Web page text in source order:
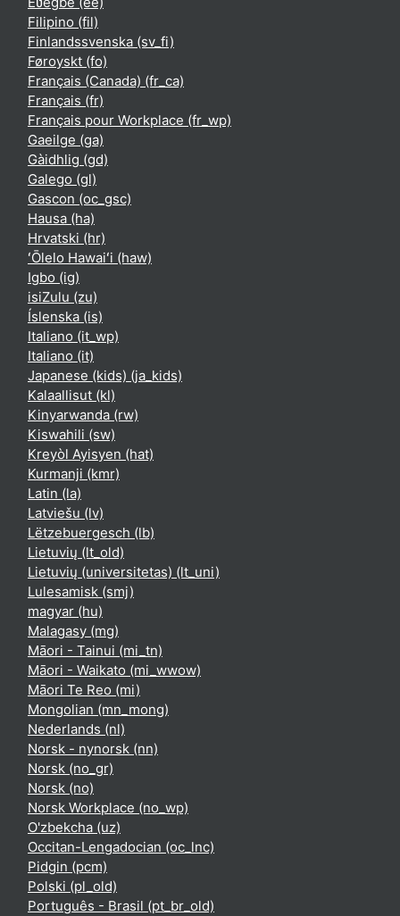
Filipino ‎(fil)‎
Finlandssvenska ‎(sv_fi)‎
Føroyskt ‎(fo)‎
Français (Canada) ‎(fr_ca)‎
Français ‎(fr)‎
Français pour Workplace ‎(fr_wp)‎
Gaeilge ‎(ga)‎
Gàidhlig ‎(gd)‎
Galego ‎(gl)‎
Gascon ‎(oc_gsc)‎
Hausa ‎(ha)‎
Hrvatski ‎(hr)‎
ʻŌlelo Hawaiʻi ‎(haw)‎
Igbo ‎(ig)‎
isiZulu ‎(zu)‎
Íslenska ‎(is)‎
Italiano ‎(it_wp)‎
Italiano ‎(it)‎
Japanese (kids) ‎(ja_kids)‎
Kalaallisut ‎(kl)‎
Kinyarwanda ‎(rw)‎
Kiswahili ‎(sw)‎
Kreyòl Ayisyen ‎(hat)‎
Kurmanji ‎(kmr)‎
Latin ‎(la)‎
Latviešu ‎(lv)‎
Lëtzebuergesch ‎(lb)‎
Lietuvių ‎(lt_old)‎
Lietuvių (universitetas) ‎(lt_uni)‎
Lulesamisk ‎(smj)‎
magyar ‎(hu)‎
Malagasy ‎(mg)‎
Māori - Tainui ‎(mi_tn)‎
Māori - Waikato ‎(mi_wwow)‎
Māori Te Reo ‎(mi)‎
Mongolian ‎(mn_mong)‎
Nederlands ‎(nl)‎
Norsk - nynorsk ‎(nn)‎
Norsk ‎(no_gr)‎
Norsk ‎(no)‎
Norsk Workplace ‎(no_wp)‎
O'zbekcha ‎(uz)‎
Occitan-Lengadocian ‎(oc_lnc)‎
Pidgin ‎(pcm)‎
Polski ‎(pl_old)‎
Português - Brasil ‎(pt_br_old)‎